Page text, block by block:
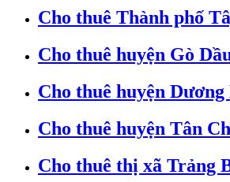
Cho thuê Thành phố
Cho thuê huyện Gò
Cho thuê huyện
Cho thuê huyện Tân
Cho thuê thị xã Trảng